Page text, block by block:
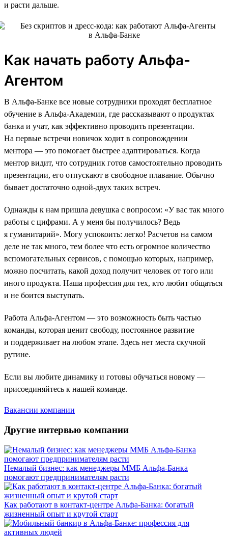
и расти дальше.
Как начать работу Альфа-
Агентом
В Альфа-Банке все новые сотрудники проходят бесплатное
обучение в Альфа-Академии, где рассказывают о продуктах
банка и учат, как эффективно проводить презентации.
На первые встречи новичок ходит в сопровождении
ментора — это помогает быстрее адаптироваться. Когда
ментор видит, что сотрудник готов самостоятельно проводить
презентации, его отпускают в свободное плавание. Обычно
бывает достаточно одной-двух таких встреч.
Однажды к нам пришла девушка с вопросом: «У вас так много
работы с цифрами. А у меня бы получилось? Ведь
я гуманитарий». Могу успокоить: легко! Расчетов на самом
деле не так много, тем более что есть огромное количество
вспомогательных сервисов, с помощью которых, например,
можно посчитать, какой доход получит человек от того или
иного продукта. Наша профессия для тех, кто любит общаться
и не боится выступать.
Работа Альфа-Агентом — это возможность быть частью
команды, которая ценит свободу, постоянное развитие
и поддерживает на любом этапе. Здесь нет места скучной
рутине.
Если вы любите динамику и готовы обучаться новому —
присоединяйтесь к нашей команде.
Вакансии компании
Другие интервью компании
Немалый бизнес: как менеджеры ММБ Альфа-Банка
помогают предпринимателям расти
Как работают в контакт-центре Альфа-Банка: богатый
жизненный опыт и крутой старт